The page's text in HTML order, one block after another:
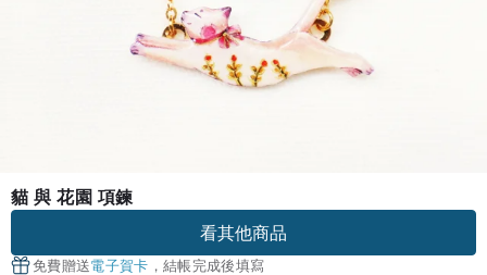
貓 與 花園 項鍊
看其他商品
免費贈送電子賀卡 ，結帳完成後填寫